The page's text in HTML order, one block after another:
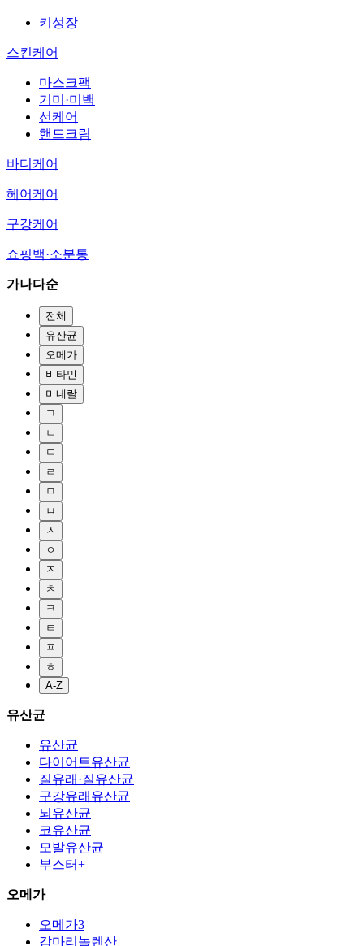
키성장
스킨케어
마스크팩
기미·미백
선케어
핸드크림
바디케어
헤어케어
구강케어
쇼핑백·소분통
가나다순
전체
유산균
오메가
비타민
미네랄
ㄱ
ㄴ
ㄷ
ㄹ
ㅁ
ㅂ
ㅅ
ㅇ
ㅈ
ㅊ
ㅋ
ㅌ
ㅍ
ㅎ
A-Z
유산균
유산균
다이어트유산균
질유래·질유산균
구강유래유산균
뇌유산균
코유산균
모발유산균
부스터+
오메가
오메가3
감마리놀렌산